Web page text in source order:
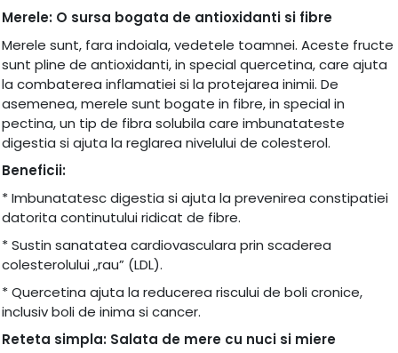
Merele: O sursa bogata de antioxidanti si fibre
Merele sunt, fara indoiala, vedetele toamnei. Aceste fructe
sunt pline de antioxidanti, in special quercetina, care ajuta
la combaterea inflamatiei si la protejarea inimii. De
asemenea, merele sunt bogate in fibre, in special in
pectina, un tip de fibra solubila care imbunatateste
digestia si ajuta la reglarea nivelului de colesterol.
Beneficii:
* Imbunatatesc digestia si ajuta la prevenirea constipatiei
datorita continutului ridicat de fibre.
* Sustin sanatatea cardiovasculara prin scaderea
colesterolului „rau” (LDL).
* Quercetina ajuta la reducerea riscului de boli cronice,
inclusiv boli de inima si cancer.
Reteta simpla: Salata de mere cu nuci si miere